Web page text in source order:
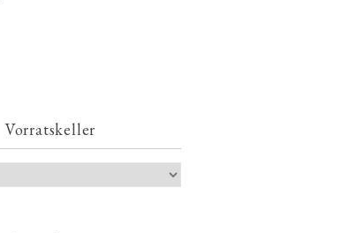
Vorratskeller